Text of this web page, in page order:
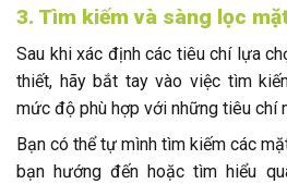
3. Tìm kiếm và sàng lọc
Sau khi xác định các tiêu chí lựa
thiết, hãy bắt tay vào việc tìm
mức độ phù hợp với những tiêu chí
Bạn có thể tự mình tìm kiếm các
bạn hướng đến hoặc tìm hiểu